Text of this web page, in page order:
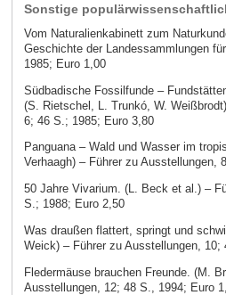
Sonstige
Vom Naturalienkabinett zum
Geschichte der Landessammlungen
1985; Euro 1,00
Südbadische Fossilfunde –
(S. Rietschel, L. Trunkó, W.
6; 46 S.; 1985; Euro 3,80
Panguana – Wald und Wasser im
Verhaagh) – Führer zu Ausstellungen,
50 Jahre Vivarium. (L. Beck et al.) –
S.; 1988; Euro 2,50
Was draußen flattert, springt und
Weick) – Führer zu Ausstellungen, 10;
Fledermäuse brauchen Freunde. (M.
Ausstellungen, 12; 48 S., 1994; Euro